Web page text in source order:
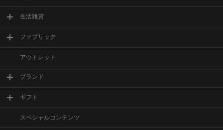
生活雑貨
ファブリック
アウトレット
ブランド
ギフト
スペシャルコンテンツ